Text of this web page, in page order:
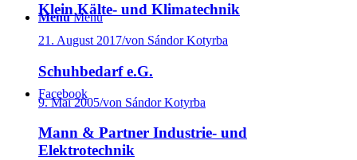
Menü Menü
Facebook
Klein Kälte- und Klimatechnik
21. August 2017/von Sándor Kotyrba
Schuhbedarf e.G.
9. Mai 2005/von Sándor Kotyrba
Mann & Partner Industrie- und
Elektrotechnik